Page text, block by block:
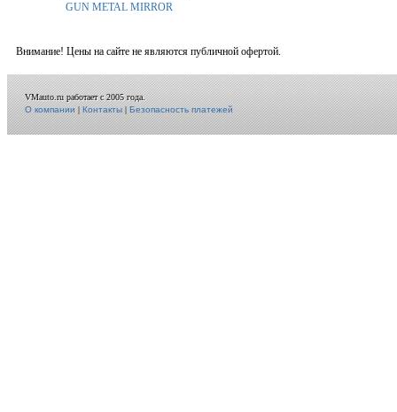
GUN METAL MIRROR
Внимание! Цены на сайте не являются публичной офертой.
VMauto.ru работает с 2005 года.
О компании|Контакты|Безопасность платежей